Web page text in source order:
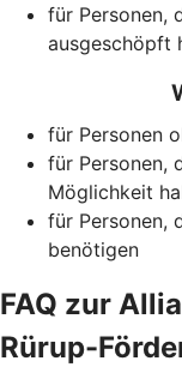
für Personen,
ausgeschöpft
für Personen
für Personen,
Möglichkeit
für Personen,
benötigen
FAQ zur
Rürup-